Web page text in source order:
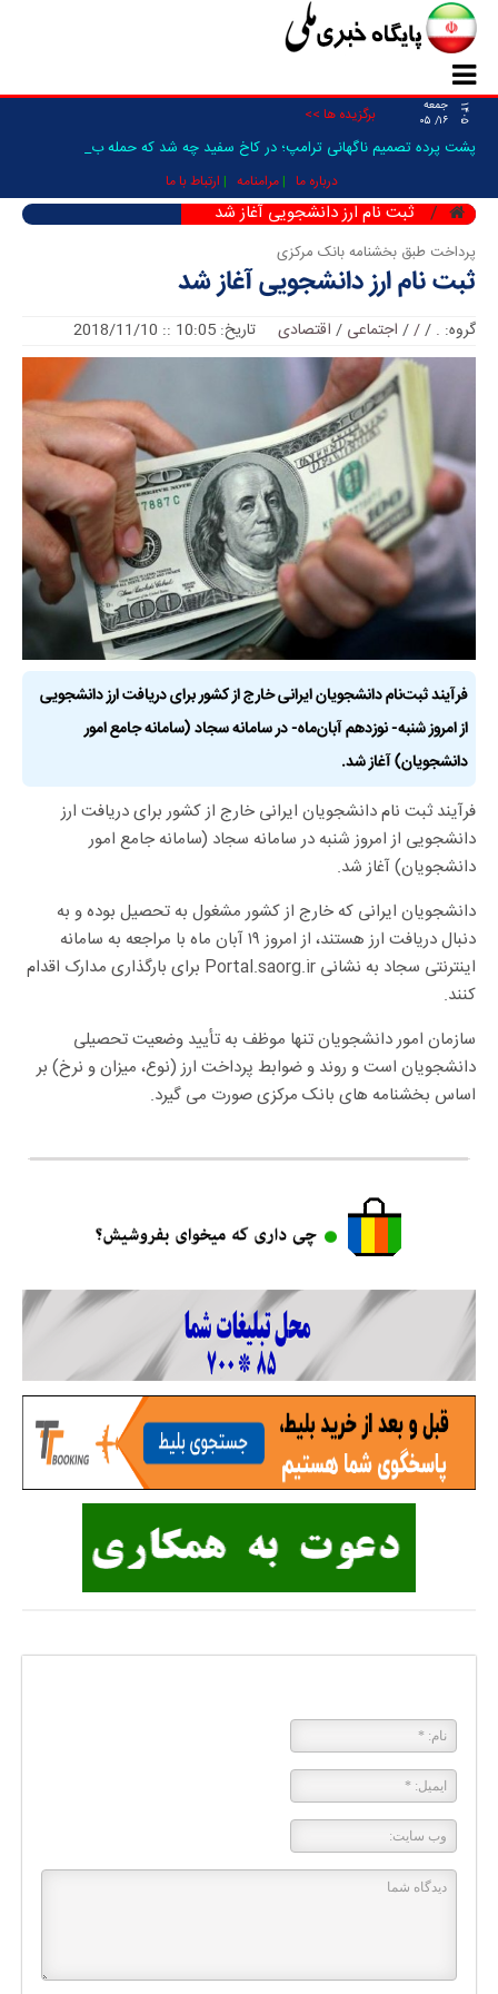
۱۴۰۵
جمعه
۱۶/ ۰۵
برگزیده ها >>
پشت پرده تصمیم ناگهانی ترامپ؛ در کاخ سفید چه شد که حمله به ایر _
درباره ما مرامنامه ارتباط با ما
ثبت نام ارز دانشجویی آغاز شد
پرداخت طبق بخشنامه بانک مرکزی
ثبت نام ارز دانشجویی آغاز شد
گروه: .
/
/
/ اجتماعی / اقتصادی تاریخ: 10:05 :: 2018/11/10
فرآیند ثبت‌نام دانشجویان ایرانی خارج از کشور برای دریافت ارز دانشجویی
از امروز شنبه- نوزدهم آبان‌ماه- در سامانه سجاد (سامانه جامع امور
دانشجویان) آغاز شد.
فرآیند ثبت نام دانشجویان ایرانی خارج از کشور برای دریافت ارز
دانشجویی از امروز شنبه در سامانه سجاد (سامانه جامع امور
دانشجویان) آغاز شد.
دانشجویان ایرانی که خارج از کشور مشغول به تحصیل بوده و به
دنبال دریافت ارز هستند، از امروز ۱۹ آبان ماه با مراجعه به سامانه
اینترنتی سجاد به نشانی Portal.saorg.ir برای بارگذاری مدارک اقدام
کنند.
سازمان امور دانشجویان تنها موظف به تأیید وضعیت تحصیلی
دانشجویان است و روند و ضوابط پرداخت ارز (نوع، میزان و نرخ) بر
اساس بخشنامه های بانک مرکزی صورت می گیرد.